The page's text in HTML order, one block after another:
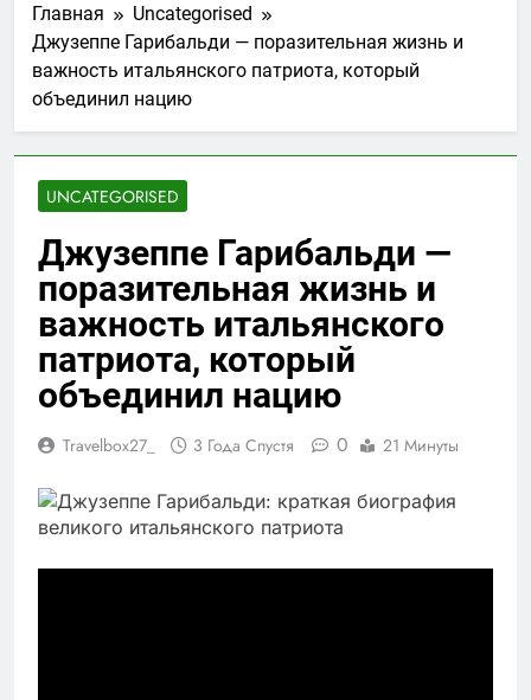
Главная
Uncategorised
Джузеппе Гарибальди — поразительная жизнь и
важность итальянского патриота, который
объединил нацию
UNCATEGORISED
Джузеппе Гарибальди —
поразительная жизнь и
важность итальянского
патриота, который
объединил нацию
Travelbox27_ 3 Года Спустя 0 21 Минуты